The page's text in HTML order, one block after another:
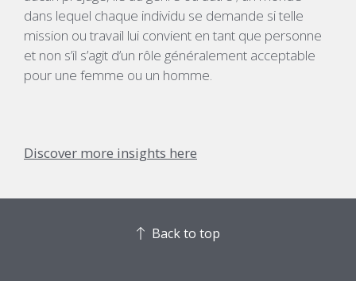
dans lequel chaque individu se demande si telle
mission ou travail lui convient en tant que personne
et non s’il s’agit d’un rôle généralement acceptable
pour une femme ou un homme.
Discover more insights here
Back to top